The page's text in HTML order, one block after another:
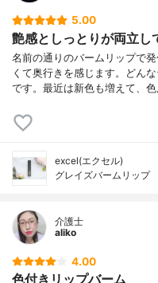
5.00
艶感としっとりが両立し
名前の通りのバームリップで
くて奥行きを感じます。どん
です。最近は新色も増えて、
excel(エクセル)
グレイズバームリップ
介護士
aliko
4.00
色付きリップバーム